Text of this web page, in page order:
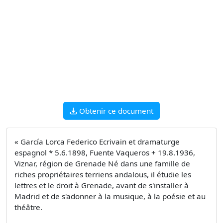
Obtenir ce document
« García Lorca Federico Ecrivain et dramaturge
espagnol * 5.6.1898, Fuente Vaqueros + 19.8.1936,
Viznar, région de Grenade Né dans une famille de
riches propriétaires terriens andalous, il étudie les
lettres et le droit à Grenade, avant de s'installer à
Madrid et de s'adonner à la musique, à la poésie et au
théâtre.